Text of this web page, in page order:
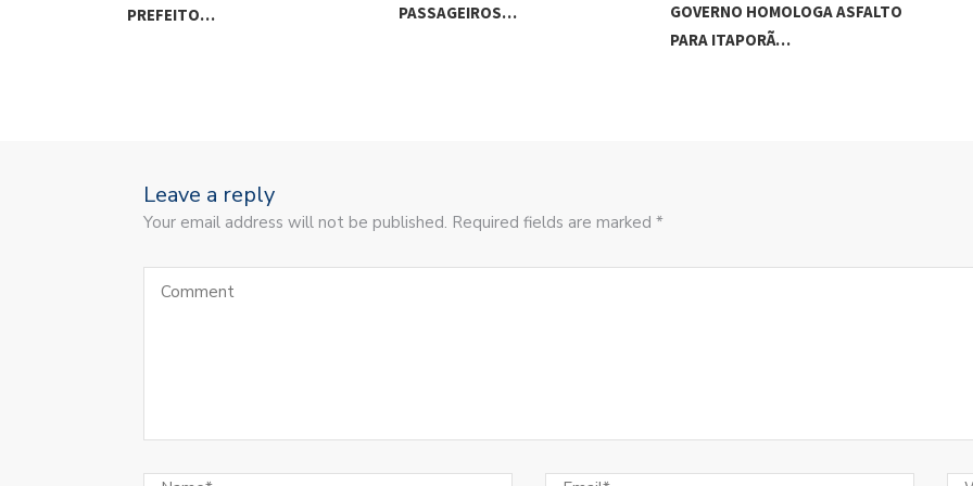
PREFEITO…
PASSAGEIROS…
GOVERNO HOMOLOGA ASFALTO
PARA ITAPORÃ…
Leave a reply
Your email address will not be published. Required fields are marked *